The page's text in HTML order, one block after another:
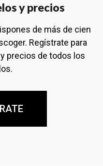
y precios
de más de cien
Regístrate para
precios de todos los